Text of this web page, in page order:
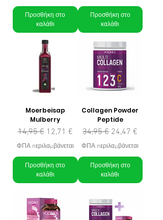
Προσθήκη στο
καλάθι
Προσθήκη στο
καλάθι
Moerbeisap
Mulberry
Κανονική τιμή
14,95 € Τιμή Έκπτωσης
12,71 €
ΦΠΑ περιλαμβάνεται
Προσθήκη στο
καλάθι
Collagen Powder
Peptide
Κανονική τιμή
34,95 € Τιμή Έκπτωσης
24,47 €
ΦΠΑ περιλαμβάνεται
Προσθήκη στο
καλάθι